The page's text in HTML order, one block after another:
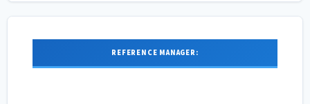
REFERENCE MANAGER: